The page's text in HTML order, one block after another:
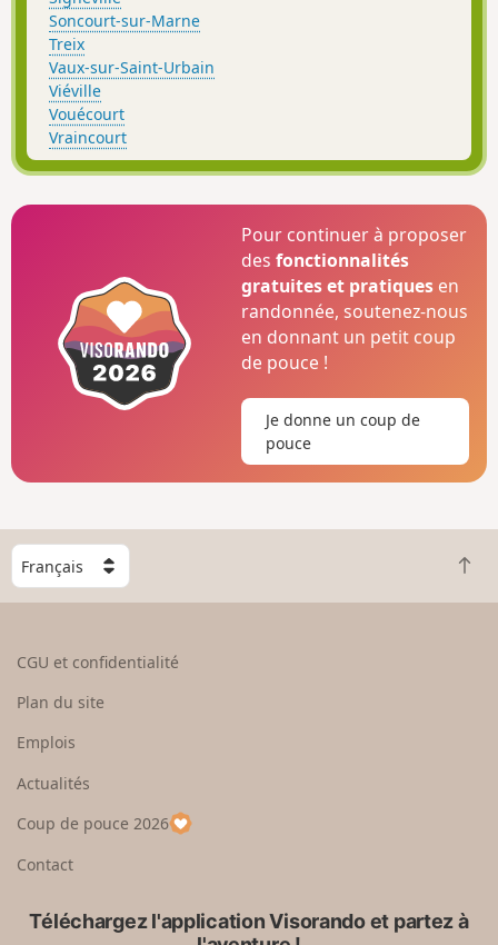
Soncourt-sur-Marne
Treix
Vaux-sur-Saint-Urbain
Viéville
Vouécourt
Vraincourt
Pour continuer à proposer
desfonctionnalités
gratuites et pratiques en
randonnée, soutenez-nous
en donnant un petit coup
de pouce !
Je donne un coup de
pouce
C
h
o
e
u
p
a
R
e
CGU et confidentialité
Plan du site
Emplois
Actualités
Coup de pouce 2026
Contact
Téléchargez l'application Visorando et partez à